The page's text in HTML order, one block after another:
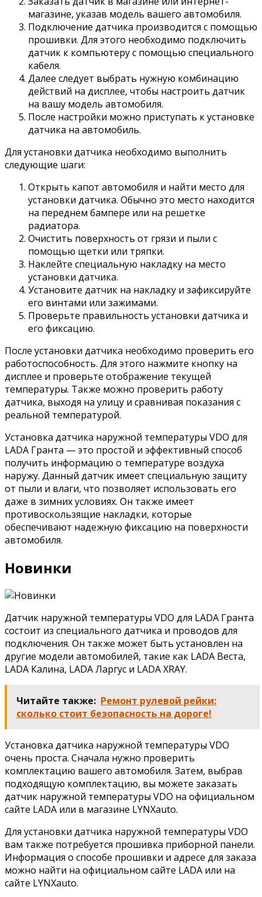
магазине, указав модель вашего автомобиля.
Подключение датчика производится с помощью
прошивки. Для этого необходимо подключить
датчик к компьютеру с помощью специального
кабеля.
Далее следует выбрать нужную комбинацию
действий на дисплее, чтобы настроить датчик
на вашу модель автомобиля.
После настройки можно приступать к установке
датчика на автомобиль.
Для установки датчика необходимо выполнить
следующие шаги:
Открыть капот автомобиля и найти место для
установки датчика. Обычно это место находится
на переднем бампере или на решетке
радиатора.
Очистить поверхность от грязи и пыли с
помощью щетки или тряпки.
Наклейте специальную накладку на место
установки датчика.
Установите датчик на накладку и зафиксируйте
его винтами или зажимами.
Проверьте правильность установки датчика и
его фиксацию.
После установки датчика необходимо проверить его
работоспособность. Для этого нажмите кнопку на
дисплее и проверьте отображение текущей
температуры. Также можно проверить работу
датчика, выходя на улицу и сравнивая показания с
реальной температурой.
Установка датчика наружной температуры VDO для
LADA Гранта — это простой и эффективный способ
получить информацию о температуре воздуха
наружу. Данный датчик имеет специальную защиту
от пыли и влаги, что позволяет использовать его
даже в зимних условиях. Он также имеет
противоскользящие накладки, которые
обеспечивают надежную фиксацию на поверхности
автомобиля.
Новинки
Датчик наружной температуры VDO для LADA Гранта
состоит из специального датчика и проводов для
подключения. Он также может быть установлен на
другие модели автомобилей, такие как LADA Веста,
LADA Калина, LADA Ларгус и LADA XRAY.
Читайте также: Ремонт рулевой рейки:
сколько стоит безопасность на дороге!
Установка датчика наружной температуры VDO
очень проста. Сначала нужно проверить
комплектацию вашего автомобиля. Затем, выбрав
подходящую комплектацию, вы можете заказать
датчик наружной температуры VDO на официальном
сайте LADA или в магазине LYNXauto.
Для установки датчика наружной температуры VDO
вам также потребуется прошивка приборной панели.
Информация о способе прошивки и адресе для заказа
можно найти на официальном сайте LADA или на
сайте LYNXauto.